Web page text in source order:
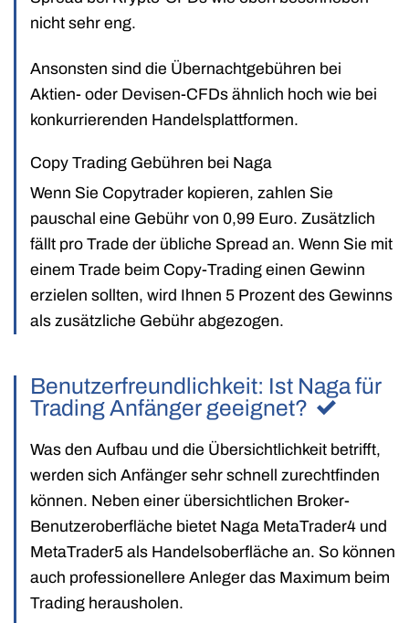
nicht sehr eng.
Ansonsten sind die Übernachtgebühren bei
Aktien- oder Devisen-CFDs ähnlich hoch wie bei
konkurrierenden Handelsplattformen.
Copy Trading Gebühren bei Naga
Wenn Sie Copytrader kopieren, zahlen Sie
pauschal eine Gebühr von 0,99 Euro. Zusätzlich
fällt pro Trade der übliche Spread an. Wenn Sie mit
einem Trade beim Copy-Trading einen Gewinn
erzielen sollten, wird Ihnen 5 Prozent des Gewinns
als zusätzliche Gebühr abgezogen.
Benutzerfreundlichkeit: Ist Naga für
Trading Anfänger geeignet?
Was den Aufbau und die Übersichtlichkeit betrifft,
werden sich Anfänger sehr schnell zurechtfinden
können. Neben einer übersichtlichen Broker-
Benutzeroberfläche bietet Naga MetaTrader4 und
MetaTrader5 als Handelsoberfläche an. So können
auch professionellere Anleger das Maximum beim
Trading herausholen.